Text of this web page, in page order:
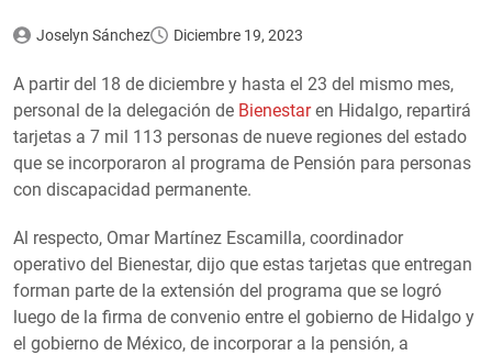
Joselyn Sánchez Diciembre 19, 2023
A partir del 18 de diciembre y hasta el 23 del mismo mes,
personal de la delegación de Bienestaren Hidalgo, repartirá
tarjetas a 7 mil 113 personas de nueve regiones del estado
que se incorporaron al programa de Pensión para personas
con discapacidad permanente.
Al respecto, Omar Martínez Escamilla, coordinador
operativo del Bienestar, dijo que estas tarjetas que entregan
forman parte de la extensión del programa que se logró
luego de la firma de convenio entre el gobierno de Hidalgo y
el gobierno de México, de incorporar a la pensión, a